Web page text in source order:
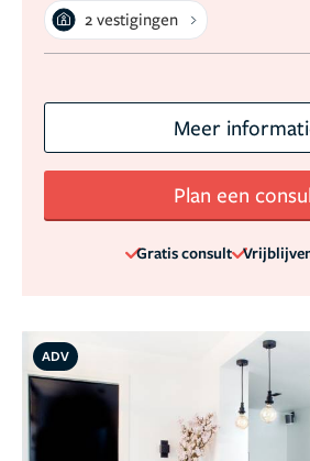
2 vestigingen
Meer
Plan een
Gratis consult
ADV